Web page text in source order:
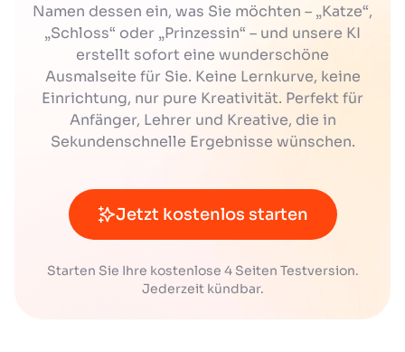
Namen dessen ein, was Sie möchten – „Katze“,
„Schloss“ oder „Prinzessin“ – und unsere KI
erstellt sofort eine wunderschöne
Ausmalseite für Sie. Keine Lernkurve, keine
Einrichtung, nur pure Kreativität. Perfekt für
Anfänger, Lehrer und Kreative, die in
Sekundenschnelle Ergebnisse wünschen.
Jetzt kostenlos starten
Starten Sie Ihre kostenlose 4 Seiten Testversion.
Jederzeit kündbar.